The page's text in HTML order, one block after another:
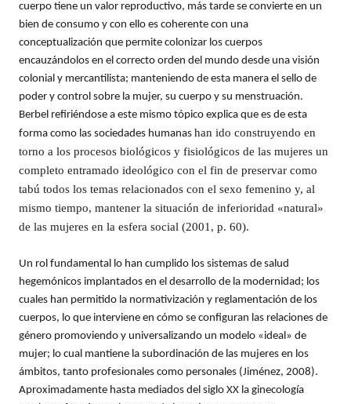
cuerpo tiene un valor reproductivo, más tarde se convierte en un
bien de consumo y con ello es coherente con una
conceptualización que permite colonizar los cuerpos
encauzándolos en el correcto orden del mundo desde una visión
colonial y mercantilista; manteniendo de esta manera el sello de
poder y control sobre la mujer, su cuerpo y su menstruación.
Berbel refiriéndose a este mismo tópico explica que es de esta
forma como las sociedades humanas han ido construyendo en
torno a los procesos biológicos y fisiológicos de las mujeres un
completo entramado ideológico con el fin de preservar como
tabú todos los temas relacionados con el sexo femenino y, al
mismo tiempo, mantener la situación de inferioridad «natural»
de las mujeres en la esfera social (2001, p. 60).
Un rol fundamental lo han cumplido los sistemas de salud
hegemónicos implantados en el desarrollo de la modernidad; los
cuales han permitido la normativización y reglamentación de los
cuerpos, lo que interviene en cómo se configuran las relaciones de
género promoviendo y universalizando un modelo «ideal» de
mujer; lo cual mantiene la subordinación de las mujeres en los
ámbitos, tanto profesionales como personales (Jiménez, 2008).
Aproximadamente hasta mediados del siglo XX la ginecología